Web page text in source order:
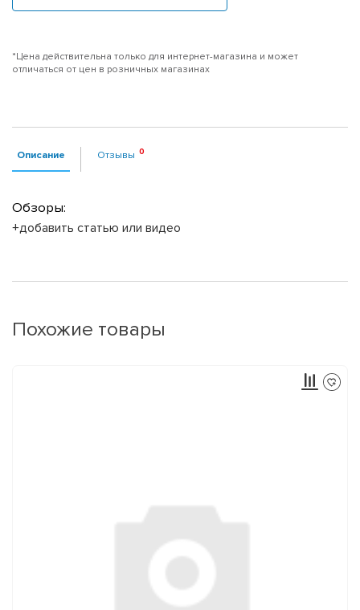
*Цена действительна только для интернет-магазина и может
отличаться от цен в розничных магазинах
Описание Отзывы
Обзоры:
+добавить статью или видео
Похожие товары